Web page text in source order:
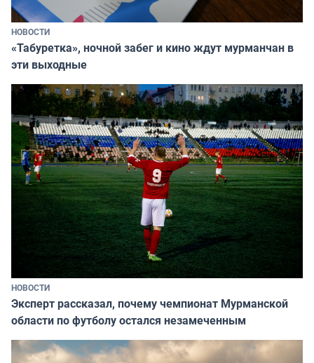
НОВОСТИ
«Табуретка», ночной забег и кино ждут мурманчан в
эти выходные
НОВОСТИ
Эксперт рассказал, почему чемпионат Мурманской
области по футболу остался незамеченным